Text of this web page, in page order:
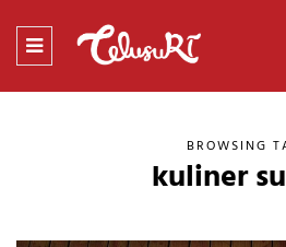
BROWSING
kuliner